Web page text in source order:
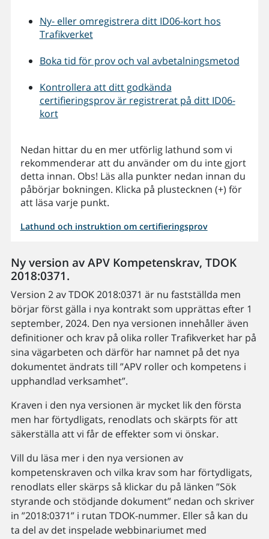
Ny- eller omregistrera ditt ID06-kort hos
Trafikverket
Boka tid för prov och val avbetalningsmetod
Kontrollera att ditt godkända
certifieringsprov är registrerat på ditt ID06-
kort
Nedan hittar du en mer utförlig lathund som vi
rekommenderar att du använder om du inte gjort
detta innan. Obs! Läs alla punkter nedan innan du
påbörjar bokningen. Klicka på plustecknen (+) för
att läsa varje punkt.
Lathund och instruktion om certifieringsprov
Ny version av APV Kompetenskrav, TDOK
2018:0371.
Version 2 av TDOK 2018:0371 är nu fastställda men
börjar först gälla i nya kontrakt som upprättas efter 1
september, 2024. Den nya versionen innehåller även
definitioner och krav på olika roller Trafikverket har på
sina vägarbeten och därför har namnet på det nya
dokumentet ändrats till ”APV roller och kompetens i
upphandlad verksamhet”.
Kraven i den nya versionen är mycket lik den första
men har förtydligats, renodlats och skärpts för att
säkerställa att vi får de effekter som vi önskar.
Vill du läsa mer i den nya versionen av
kompetenskraven och vilka krav som har förtydligats,
renodlats eller skärps så klickar du på länken ”Sök
styrande och stödjande dokument” nedan och skriver
in ”2018:0371” i rutan TDOK-nummer. Eller så kan du
ta del av det inspelade webbinariumet med